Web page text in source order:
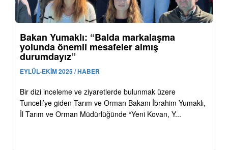
Bakan Yumaklı: “Balda markalaşma
yolunda önemli mesafeler almış
durumdayız”
EYLÜL-EKİM 2025 / HABER
Bir dizi inceleme ve ziyaretlerde bulunmak üzere
Tunceli’ye giden Tarım ve Orman Bakanı İbrahim Yumaklı,
İl Tarım ve Orman Müdürlüğünde “Yeni Kovan, Y...